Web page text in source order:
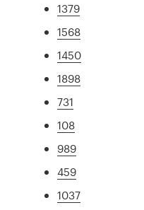
1379
1568
1450
1898
731
108
989
459
1037